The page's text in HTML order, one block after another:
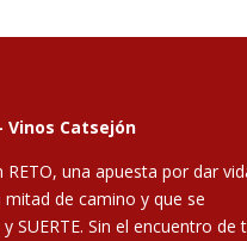
Vinos Catsejón
una apuesta por dar
de camino y que se
SUERTE. Sin el encuentro de